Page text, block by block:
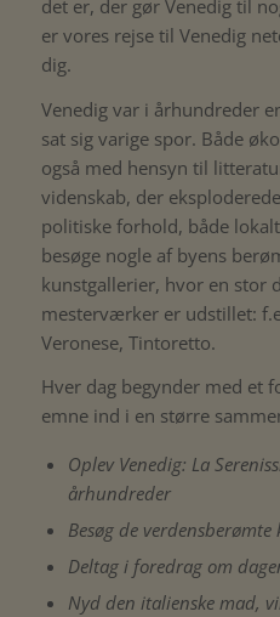
det er, der gør Venedig til
er vores rejse til Venedig
dig.
Venedig var i århundreder
sat sig varige spor. Både
også med hensyn til
videnskab, der
politiske forhold, både
besøge nogle af byens
kunstgallerier, hvor en stor
mesterværker er udstillet:
Veronese, Tintoretto.
Hver dag begynder med et
emne ind i en større
Oplev Venedig: La
århundreder
Besøg de
Deltag i foredrag om
Nyd den italienske mad,